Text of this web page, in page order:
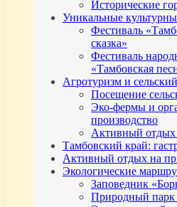
Исторические
Уникальные
Фестиваль
сказка»
Фестиваль
«Тамбовская
Агротуризм и
Посещение
Эко-фермы и
производство
Активный отдых
Тамбовский край:
Активный отдых на
Экологические
Заповедник
Природный